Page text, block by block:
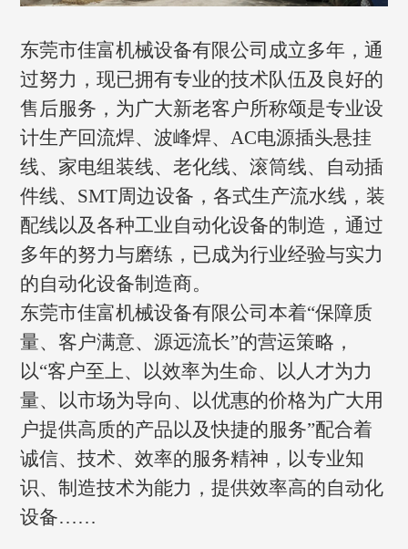
东莞市佳富机械设备有限公司成立多年，通
过努力，现已拥有专业的技术队伍及良好的
售后服务，为广大新老客户所称颂是专业设
计生产回流焊、波峰焊、AC电源插头悬挂
线、家电组装线、老化线、滚筒线、自动插
件线、SMT周边设备，各式生产流水线，装
配线以及各种工业自动化设备的制造，通过
多年的努力与磨练，已成为行业经验与实力
的自动化设备制造商。
东莞市佳富机械设备有限公司本着“保障质
量、客户满意、源远流长”的营运策略，
以“客户至上、以效率为生命、以人才为力
量、以市场为导向、以优惠的价格为广大用
户提供高质的产品以及快捷的服务”配合着
诚信、技术、效率的服务精神，以专业知
识、制造技术为能力，提供效率高的自动化
设备……